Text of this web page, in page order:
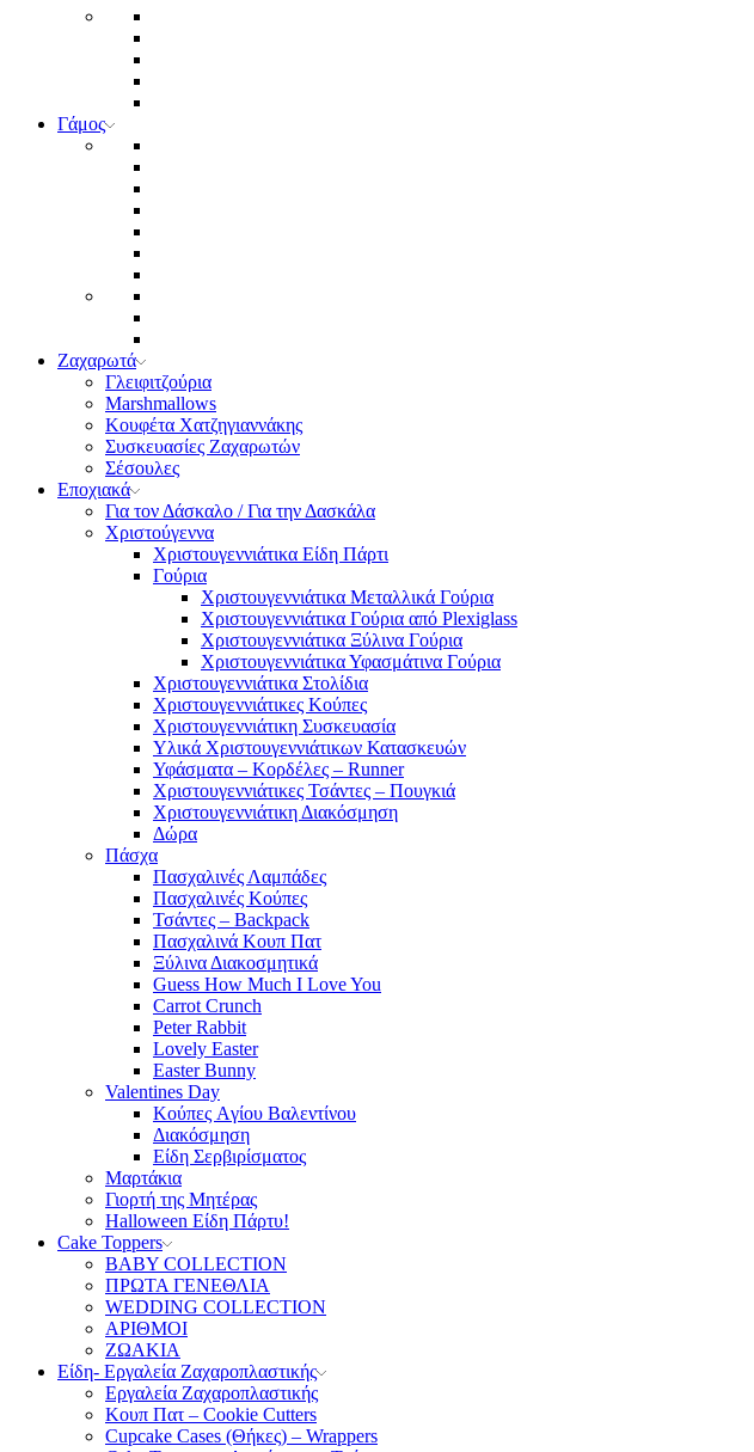
Γάμος
Ζαχαρωτά
Γλειφιτζούρια
Marshmallows
Κουφέτα Χατζηγιαννάκης
Συσκευασίες Ζαχαρωτών
Σέσουλες
Εποχιακά
Για τον Δάσκαλο / Για την Δασκάλα
Χριστούγεννα
Χριστουγεννιάτικα Είδη Πάρτι
Γούρια
Χριστουγεννιάτικα Μεταλλικά Γούρια
Χριστουγεννιάτικα Γούρια από Plexiglass
Χριστουγεννιάτικα Ξύλινα Γούρια
Χριστουγεννιάτικα Υφασμάτινα Γούρια
Χριστουγεννιάτικα Στολίδια
Χριστουγεννιάτικες Κούπες
Χριστουγεννιάτικη Συσκευασία
Υλικά Χριστουγεννιάτικων Κατασκευών
Υφάσματα – Κορδέλες – Runner
Χριστουγεννιάτικες Τσάντες – Πουγκιά
Χριστουγεννιάτικη Διακόσμηση
Δώρα
Πάσχα
Πασχαλινές Λαμπάδες
Πασχαλινές Κούπες
Τσάντες – Backpack
Πασχαλινά Κουπ Πατ
Ξύλινα Διακοσμητικά
Guess How Much I Love You
Carrot Crunch
Peter Rabbit
Lovely Easter
Easter Bunny
Valentines Day
Κούπες Aγίου Βαλεντίνου
Διακόσμηση
Είδη Σερβιρίσματος
Μαρτάκια
Γιορτή της Μητέρας
Halloween Είδη Πάρτυ!
Cake Toppers
BABY COLLECTION
ΠΡΩΤΑ ΓΕΝΕΘΛΙΑ
WEDDING COLLECTION
ΑΡΙΘΜΟΙ
ΖΩΑΚΙΑ
Είδη- Εργαλεία Ζαχαροπλαστικής
Εργαλεία Ζαχαροπλαστικής
Κουπ Πατ – Cookie Cutters
Cupcake Cases (Θήκες) – Wrappers